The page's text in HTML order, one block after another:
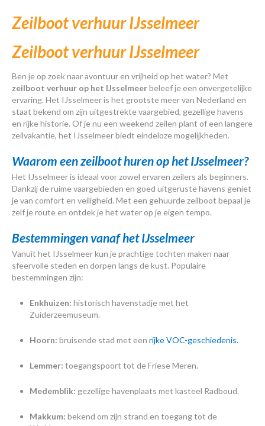
Zeilboot verhuur IJsselmeer
Zeilboot verhuur IJsselmeer
Ben je op zoek naar avontuur en vrijheid op het water? Met
zeilboot verhuur op het IJsselmeerbeleef je een onvergetelijke
ervaring. Het IJsselmeer is het grootste meer van Nederland en
staat bekend om zijn uitgestrekte vaargebied, gezellige havens
en rijke historie. Of je nu een weekend zeilen plant of een langere
zeilvakantie, het IJsselmeer biedt eindeloze mogelijkheden.
Waarom een zeilboot huren op het IJsselmeer?
Het IJsselmeer is ideaal voor zowel ervaren zeilers als beginners.
Dankzij de ruime vaargebieden en goed uitgeruste havens geniet
je van comfort en veiligheid. Met een gehuurde zeilboot bepaal je
zelf je route en ontdek je het water op je eigen tempo.
Bestemmingen vanaf het IJsselmeer
Vanuit het IJsselmeer kun je prachtige tochten maken naar
sfeervolle steden en dorpen langs de kust. Populaire
bestemmingen zijn:
Enkhuizen: historisch havenstadje met het
Zuiderzeemuseum.
Hoorn: bruisende stad met een rijke VOC-geschiedenis.
Lemmer: toegangspoort tot de Friese Meren.
Medemblik: gezellige havenplaats met kasteel Radboud.
Makkum: bekend om zijn strand en toegang tot de